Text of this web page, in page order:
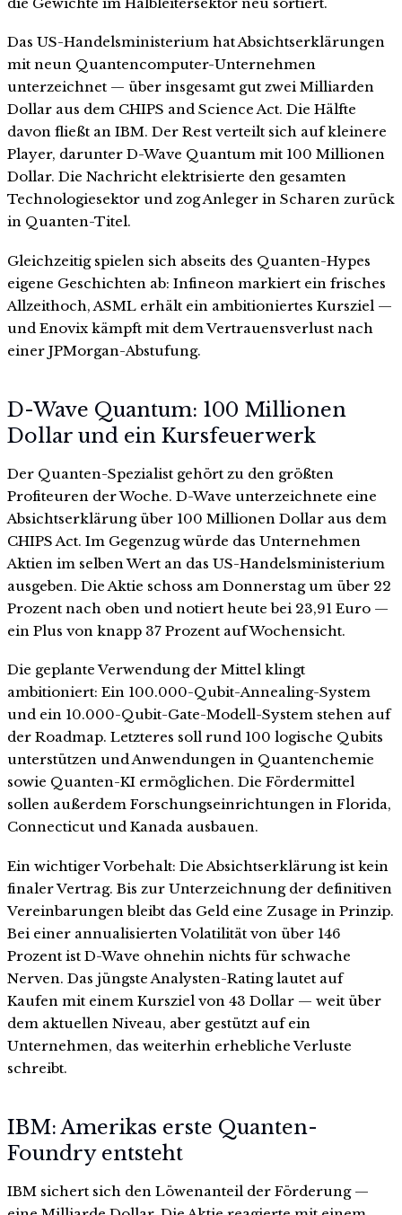
Das US-Handelsministerium hat Absichtserklärungen
mit neun Quantencomputer-Unternehmen
unterzeichnet — über insgesamt gut zwei Milliarden
Dollar aus dem CHIPS and Science Act. Die Hälfte
davon fließt an IBM. Der Rest verteilt sich auf kleinere
Player, darunter D-Wave Quantum mit 100 Millionen
Dollar. Die Nachricht elektrisierte den gesamten
Technologiesektor und zog Anleger in Scharen zurück
in Quanten-Titel.
Gleichzeitig spielen sich abseits des Quanten-Hypes
eigene Geschichten ab: Infineon markiert ein frisches
Allzeithoch, ASML erhält ein ambitioniertes Kursziel —
und Enovix kämpft mit dem Vertrauensverlust nach
einer JPMorgan-Abstufung.
D-Wave Quantum: 100 Millionen
Dollar und ein Kursfeuerwerk
Der Quanten-Spezialist gehört zu den größten
Profiteuren der Woche. D-Wave unterzeichnete eine
Absichtserklärung über 100 Millionen Dollar aus dem
CHIPS Act. Im Gegenzug würde das Unternehmen
Aktien im selben Wert an das US-Handelsministerium
ausgeben. Die Aktie schoss am Donnerstag um über 22
Prozent nach oben und notiert heute bei 23,91 Euro —
ein Plus von knapp 37 Prozent auf Wochensicht.
Die geplante Verwendung der Mittel klingt
ambitioniert: Ein 100.000-Qubit-Annealing-System
und ein 10.000-Qubit-Gate-Modell-System stehen auf
der Roadmap. Letzteres soll rund 100 logische Qubits
unterstützen und Anwendungen in Quantenchemie
sowie Quanten-KI ermöglichen. Die Fördermittel
sollen außerdem Forschungseinrichtungen in Florida,
Connecticut und Kanada ausbauen.
Ein wichtiger Vorbehalt: Die Absichtserklärung ist kein
finaler Vertrag. Bis zur Unterzeichnung der definitiven
Vereinbarungen bleibt das Geld eine Zusage in Prinzip.
Bei einer annualisierten Volatilität von über 146
Prozent ist D-Wave ohnehin nichts für schwache
Nerven. Das jüngste Analysten-Rating lautet auf
Kaufen mit einem Kursziel von 43 Dollar — weit über
dem aktuellen Niveau, aber gestützt auf ein
Unternehmen, das weiterhin erhebliche Verluste
schreibt.
IBM: Amerikas erste Quanten-
Foundry entsteht
IBM sichert sich den Löwenanteil der Förderung —